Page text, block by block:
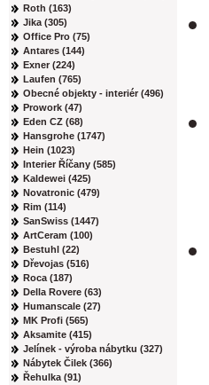
Roth (163)
Jika (305)
Office Pro (75)
Antares (144)
Exner (224)
Laufen (765)
Obecné objekty - interiér (496)
Prowork (47)
Eden CZ (68)
Hansgrohe (1747)
Hein (1023)
Interier Říčany (585)
Kaldewei (425)
Novatronic (479)
Rim (114)
SanSwiss (1447)
ArtCeram (100)
Bestuhl (22)
Dřevojas (516)
Roca (187)
Della Rovere (63)
Humanscale (27)
MK Profi (565)
Aksamite (415)
Jelínek - výroba nábytku (327)
Nábytek Čilek (366)
Řehulka (91)